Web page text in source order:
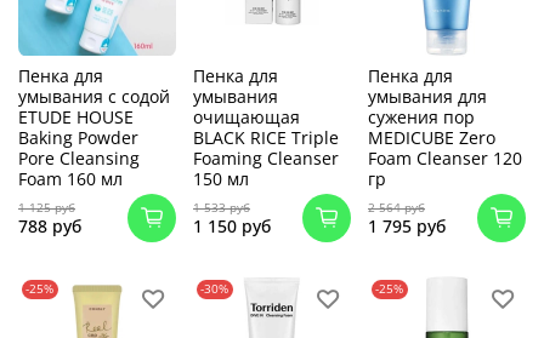
Пенка для
умывания с содой
ETUDE HOUSE
Baking Powder
Pore Cleansing
Foam 160 мл
1 125 руб
788 руб
Пенка для
умывания
очищающая
BLACK RICE Triple
Foaming Cleanser
150 мл
1 533 руб
1 150 руб
Пенка для
умывания для
сужения пор
MEDICUBE Zero
Foam Cleanser 120
гр
2 564 руб
1 795 руб
-25% -30% -25%